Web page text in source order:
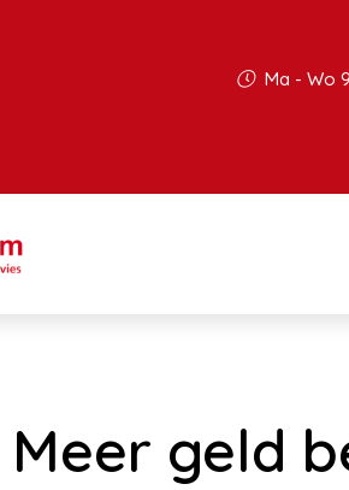
Ma - Wo
Meer geld